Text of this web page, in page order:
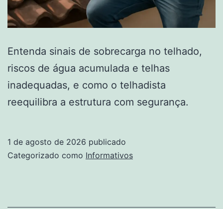
Entenda sinais de sobrecarga no telhado,
riscos de água acumulada e telhas
inadequadas, e como o telhadista
reequilibra a estrutura com segurança.
1 de agosto de 2026 publicado
Categorizado como Informativos